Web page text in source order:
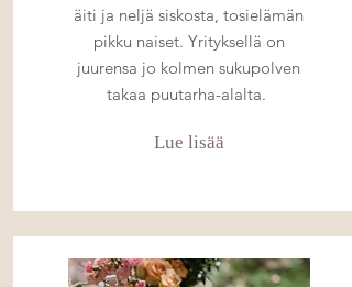
äiti ja neljä siskosta, tosielämän
pikku naiset. Yrityksellä on
juurensa jo kolmen sukupolven
takaa puutarha-alalta.
Lue lisää